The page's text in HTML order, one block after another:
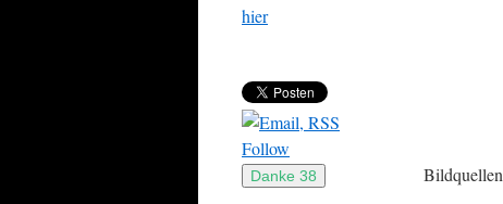
hier
Follow
Bildquellen